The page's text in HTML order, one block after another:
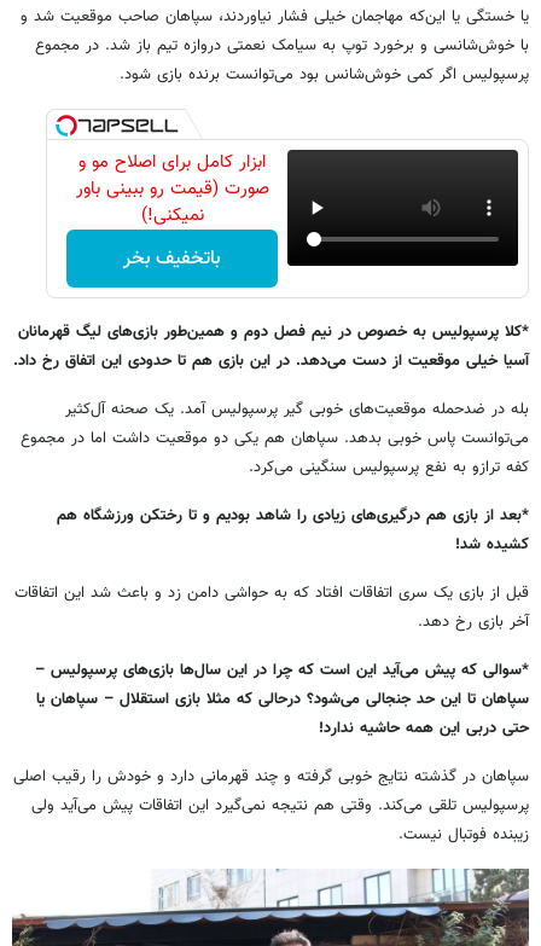
یا خستگی یا این‌که مهاجمان خیلی فشار نیاوردند، سپاهان صاحب موقعیت شد و
با خوش‌شانسی و برخورد توپ به سیامک نعمتی دروازه تیم باز شد. در مجموع
پرسپولیس اگر کمی خوش‌شانس بود می‌توانست برنده بازی شود.
ابزار کامل برای اصلاح مو و
صورت (قیمت رو ببینی باور
نمیکنی!)
باتخفیف بخر
*کلا پرسپولیس به خصوص در نیم فصل دوم و همین‌طور بازی‌های لیگ قهرمانان
آسیا خیلی موقعیت از دست می‌دهد. در این بازی هم تا حدودی این اتفاق رخ داد.
بله در ضدحمله موقعیت‌های خوبی گیر پرسپولیس آمد. یک صحنه آل‌کثیر
می‌توانست پاس خوبی بدهد. سپاهان هم یکی دو موقعیت داشت اما در مجموع
کفه ترازو به نفع پرسپولیس سنگینی می‌کرد.
*بعد از بازی هم درگیری‌های زیادی را شاهد بودیم و تا رختکن ورزشگاه هم
کشیده شد!
قبل از بازی یک سری اتفاقات افتاد که به حواشی دامن زد و باعث شد این اتفاقات
آخر بازی رخ دهد.
*سوالی که پیش می‌آید این است که چرا در این سال‌ها بازی‌های پرسپولیس –
سپاهان تا این حد جنجالی می‌شود؟ درحالی که مثلا بازی استقلال – سپاهان یا
حتی دربی این همه حاشیه ندارد!
سپاهان در گذشته نتایج خوبی گرفته و چند قهرمانی دارد و خودش را رقیب اصلی
پرسپولیس تلقی می‌کند. وقتی هم نتیجه نمی‌گیرد این اتفاقات پیش می‌آید ولی
زیبنده فوتبال نیست.